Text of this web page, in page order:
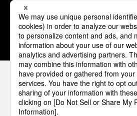
1 2 3 4
パナソニックの電気設備